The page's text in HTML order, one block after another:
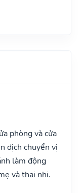
phòng và cửa
dịch chuyển vị
làm động
và thai nhi.